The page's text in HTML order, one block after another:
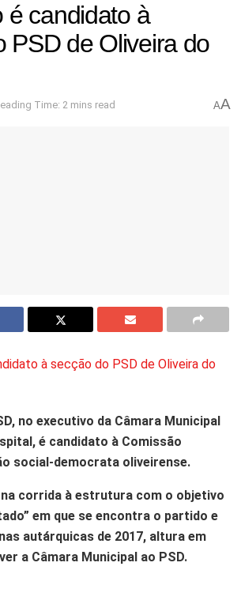
é candidato à
PSD de Oliveira do
Time: 2 mins read AA
no executivo da Câmara Municipal
é candidato à Comissão
social-democrata oliveirense.
corrida à estrutura com o objetivo
em que se encontra o partido e
autárquicas de 2017, altura em
a Câmara Municipal ao PSD.